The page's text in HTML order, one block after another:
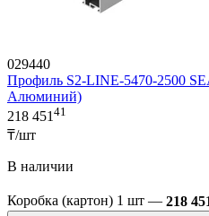
029440
Профиль S2-LINE-5470-2500
Алюминий)
218 45141
₸/шт
В наличии
Коробка (картон) 1 шт — 218